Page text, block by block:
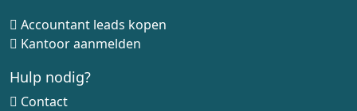
Accountant leads kopen
Kantoor aanmelden
Hulp nodig?
Contact